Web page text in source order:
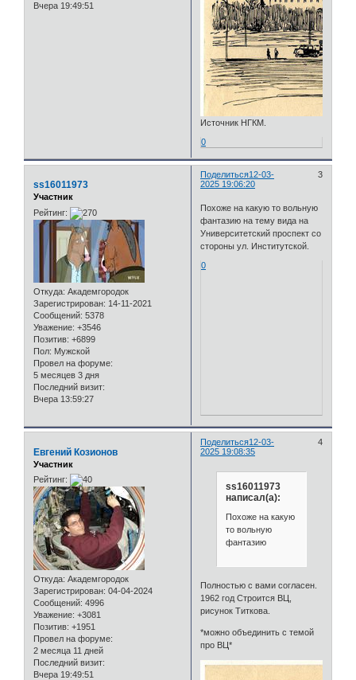
Вчера 19:49:51
Источник НГКМ.
0
Поделиться 3
12-03-
2025 19:06:20
ss16011973
Участник
Рейтинг:
Откуда: Академгородок
Зарегистрирован: 14-11-2021
Сообщений: 5378
Уважение: +3546
Позитив: +6899
Пол: Мужской
Провел на форуме:
5 месяцев 3 дня
Последний визит:
Вчера 13:59:27
Похоже на какую то вольную
фантазию на тему вида на
Университетский проспект со
стороны ул. Институтской.
0
Поделиться 4
12-03-
2025 19:08:35
Евгений Козионов
Участник
Рейтинг:
Откуда: Академгородок
Зарегистрирован: 04-04-2024
Сообщений: 4996
Уважение: +3081
Позитив: +1951
Провел на форуме:
2 месяца 11 дней
Последний визит:
Вчера 19:49:51
ss16011973
написал(а):
Похоже на какую
то вольную
фантазию
Полностью с вами согласен.
1962 год Строится ВЦ,
рисунок Титкова.
*можно объединить с темой
про ВЦ*